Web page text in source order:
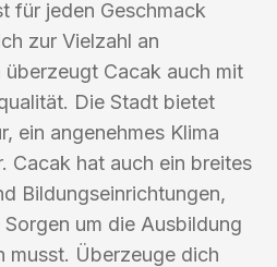
für jeden Geschmack
zur Vielzahl an
Cacak auch mit
Die Stadt bietet
ein angenehmes Klima
Cacak hat auch ein breites
Bildungseinrichtungen,
um die Ausbildung
musst. Überzeuge dich